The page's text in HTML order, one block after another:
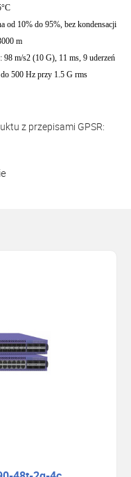
od 10% do 95%, bez kondensacji
m
98 m/s2 (10 G), 11 ms, 9 uderzeń
500 Hz przy 1.5 G rms
z przepisami GPSR: